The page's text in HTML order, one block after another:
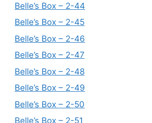
Belle’s Box – 2-44
Belle’s Box – 2-45
Belle’s Box – 2-46
Belle’s Box – 2-47
Belle’s Box – 2-48
Belle’s Box – 2-49
Belle’s Box – 2-50
Belle’s Box – 2-51